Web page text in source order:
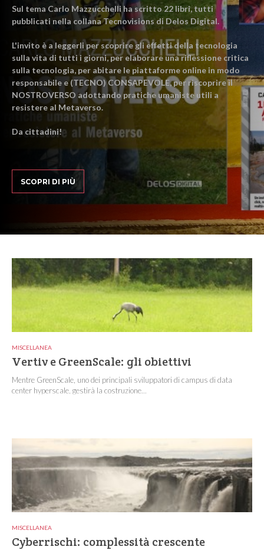
Sul tema Carlo Mazzucchelli ha scritto 22 libri, tutti
pubblicati nella collana Tecnovisions di Delos Digital.
L'invito è a leggerli per scoprire gli effetti della tecnologia
sulla vita di tutti i giorni, per elaborare una riflessione critica
sulla tecnologia, per abitare le piattaforme online in modo
responsabile e (TECNO) CONSAPEVOLE, per riscoprire il
NOSTROVERSO adottando pratiche umaniste utili a
resistere al Metaverso.
Da cittadini!
SCOPRI DI PIÙ
MISCELLANEA
Vertiv e GreenScale: gli obiettivi
Mentre GreenScale, uno dei principali sviluppatori di campus di data
center hyperscale, gestirà la costruzione...
MISCELLANEA
Cyberrischi: complessità crescente